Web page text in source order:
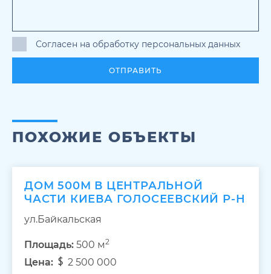
Согласен на обработку персональных данных
ОТПРАВИТЬ
ПОХОЖИЕ ОБЪЕКТЫ
ДОМ 500М В ЦЕНТРАЛЬНОЙ
ЧАСТИ КИЕВА ГОЛОСЕЕВСКИЙ Р-Н
ул.Байкальская
Площадь: 500 м2
Цена:
2 500 000